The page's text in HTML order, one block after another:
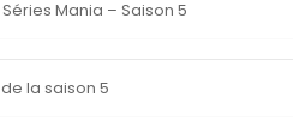
Mania – Saison 5
la saison 5